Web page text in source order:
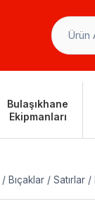
Bulaşıkhane
Ekipmanları
/ Bıçaklar / Satırlar /